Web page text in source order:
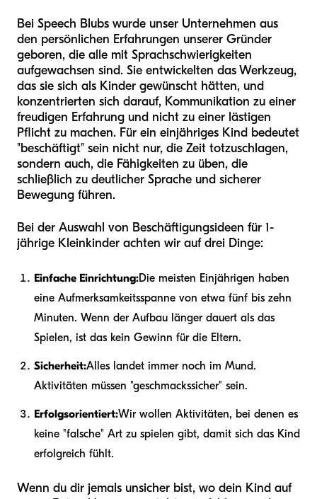
Bei Speech Blubs wurde unser Unternehmen aus
den persönlichen Erfahrungen unserer Gründer
geboren, die alle mit Sprachschwierigkeiten
aufgewachsen sind. Sie entwickelten das Werkzeug,
das sie sich als Kinder gewünscht hätten, und
konzentrierten sich darauf, Kommunikation zu einer
freudigen Erfahrung und nicht zu einer lästigen
Pflicht zu machen. Für ein einjähriges Kind bedeutet
"beschäftigt" sein nicht nur, die Zeit totzuschlagen,
sondern auch, die Fähigkeiten zu üben, die
schließlich zu deutlicher Sprache und sicherer
Bewegung führen.
Bei der Auswahl von Beschäftigungsideen für 1-
jährige Kleinkinder achten wir auf drei Dinge:
Einfache Einrichtung:Die meisten Einjährigen haben
eine Aufmerksamkeitsspanne von etwa fünf bis zehn
Minuten. Wenn der Aufbau länger dauert als das
Spielen, ist das kein Gewinn für die Eltern.
Sicherheit:Alles landet immer noch im Mund.
Aktivitäten müssen "geschmackssicher" sein.
Erfolgsorientiert:Wir wollen Aktivitäten, bei denen es
keine "falsche" Art zu spielen gibt, damit sich das Kind
erfolgreich fühlt.
Wenn du dir jemals unsicher bist, wo dein Kind auf